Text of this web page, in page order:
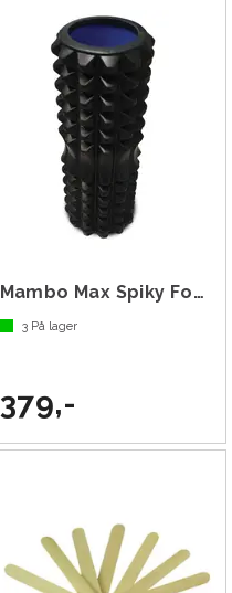
Mambo Max Spiky Foam Roller 33 cm
3På lager
379,-